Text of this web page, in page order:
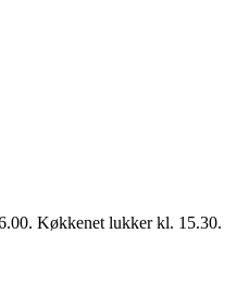
Køkkenet lukker kl. 15.30.